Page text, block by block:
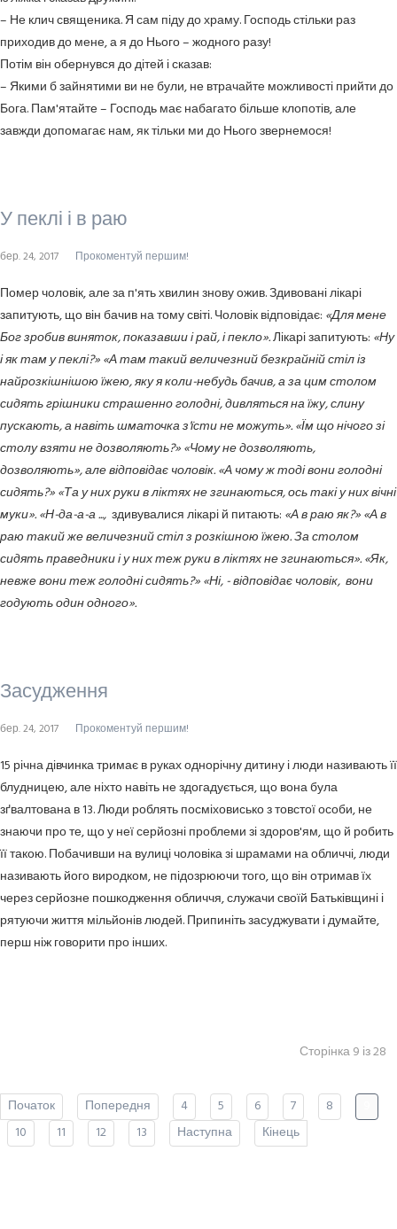
– Не клич священика. Я сам піду до храму. Господь стільки раз
приходив до мене, а я до Нього – жодного разу!
Потім він обернувся до дітей і сказав:
– Якими б зайнятими ви не були, не втрачайте можливості прийти до
Бога. Пам'ятайте – Господь має набагато більше клопотів, але
завжди допомагає нам, як тільки ми до Нього звернемося!
У пеклі і в раю
бер. 24, 2017 Прокоментуй першим!
Помер чоловік, але за п'ять хвилин знову ожив. Здивовані лікарі
запитують, що він бачив на тому світі. Чоловік відповідає: «Для мене
Бог зробив виняток, показавши і рай, і пекло».Лікарі запитують: «Ну
і як там у пеклі?» «А там такий величезний безкрайній стіл із
найрозкішнішою їжею, яку я коли-небудь бачив, а за цим столом
сидять грішники страшенно голодні, дивляться на їжу, слину
пускають, а навіть шматочка з'їсти не можуть». «Їм що нічого зі
столу взяти не дозволяють?» «Чому не дозволяють,
дозволяють», але відповідає чоловік. «А чому ж тоді вони голодні
сидять?» «Та у них руки в ліктях не згинаються, ось такі у них вічні
муки». «Н-да-а-а ..., здивувалися лікарі й питають: «А в раю як?» «А в
раю такий же величезний стіл з розкішною їжею. За столом
сидять праведники і у них теж руки в ліктях не згинаються». «Як,
невже вони теж голодні сидять?» «Ні, - відповідає чоловік, вони
годують один одного».
Засудження
бер. 24, 2017 Прокоментуй першим!
15 річна дівчинка тримає в руках однорічну дитину і люди називають її
блудницею, але ніхто навіть не здогадується, що вона була
зґвалтована в 13. Люди роблять посміховисько з товстої особи, не
знаючи про те, що у неї серйозні проблеми зі здоров'ям, що й робить
її такою. Побачивши на вулиці чоловіка зі шрамами на обличчі, люди
називають його виродком, не підозрюючи того, що він отримав їх
через серйозне пошкодження обличчя, служачи своїй Батьківщині і
рятуючи життя мільйонів людей. Припиніть засуджувати і думайте,
перш ніж говорити про інших.
Сторінка 9 із 28
Початок Попередня 4 5 6 7 8
10
11 12 13 Наступна Кінець